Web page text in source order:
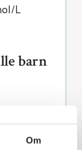
Om
L
barn
stikk